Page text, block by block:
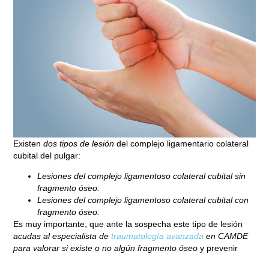
Existendos tipos de lesión del complejo ligamentario colateral
cubital del pulgar:
Lesiones del complejo ligamentoso colateral cubital sin
fragmento óseo.
Lesiones del complejo ligamentoso colateral cubital con
fragmento óseo.
Es muy importante, que ante la sospecha este tipo de lesión
acudas al especialista detraumatología avanzada en CAMDE
para valorar si existe o no algún fragmento óseo y prevenir